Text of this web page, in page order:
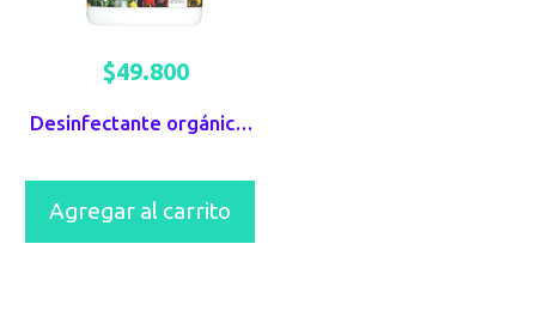
Desinfectante orgánico para alimentos PQP x 4L
$49.800
Agregar al carrito